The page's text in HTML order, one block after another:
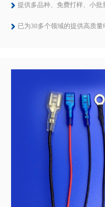
提供多品种、免费打样、小批
已为30多个领域的提供高质量